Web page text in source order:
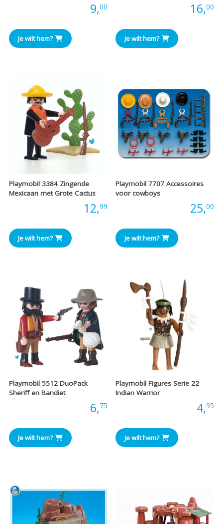
9,00
Je wilt hem?
16,00
Je wilt hem?
Playmobil 3384 Zingende
Mexicaan met Grote Cactus
12,99
Je wilt hem?
Playmobil 7707 Accessoires
voor cowboys
25,00
Je wilt hem?
Playmobil 5512 DuoPack
Sheriff en Bandiet
6,75
Je wilt hem?
Playmobil Figures Serie 22
Indian Warrior
4,95
Je wilt hem?